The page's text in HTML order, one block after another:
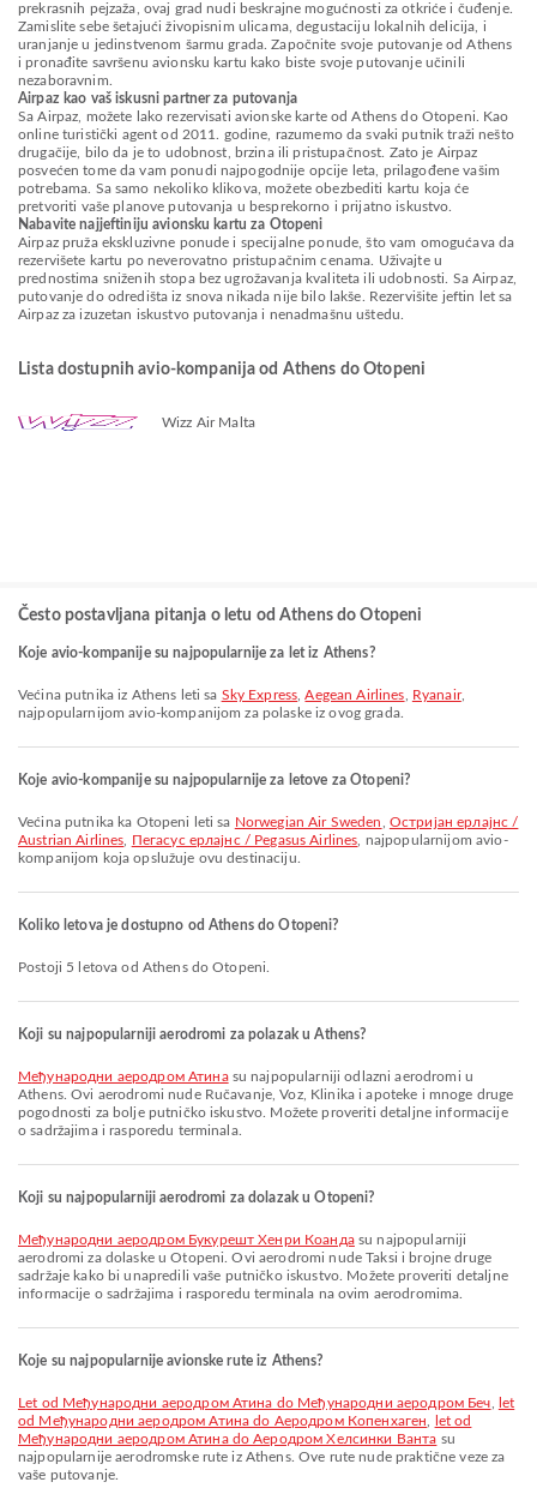
prekrasnih pejzaža, ovaj grad nudi beskrajne mogućnosti za otkriće i čuđenje.
Zamislite sebe šetajući živopisnim ulicama, degustaciju lokalnih delicija, i
uranjanje u jedinstvenom šarmu grada. Započnite svoje putovanje od Athens
i pronađite savršenu avionsku kartu kako biste svoje putovanje učinili
nezaboravnim.
Airpaz kao vaš iskusni partner za putovanja
Sa Airpaz, možete lako rezervisati avionske karte od Athens do Otopeni. Kao
online turistički agent od 2011. godine, razumemo da svaki putnik traži nešto
drugačije, bilo da je to udobnost, brzina ili pristupačnost. Zato je Airpaz
posvećen tome da vam ponudi najpogodnije opcije leta, prilagođene vašim
potrebama. Sa samo nekoliko klikova, možete obezbediti kartu koja će
pretvoriti vaše planove putovanja u besprekorno i prijatno iskustvo.
Nabavite najjeftiniju avionsku kartu za Otopeni
Airpaz pruža ekskluzivne ponude i specijalne ponude, što vam omogućava da
rezervišete kartu po neverovatno pristupačnim cenama. Uživajte u
prednostima sniženih stopa bez ugrožavanja kvaliteta ili udobnosti. Sa Airpaz,
putovanje do odredišta iz snova nikada nije bilo lakše. Rezervišite jeftin let sa
Airpaz za izuzetan iskustvo putovanja i nenadmašnu uštedu.
Lista dostupnih avio-kompanija od Athens do Otopeni
Wizz Air Malta
Često postavljana pitanja o letu od Athens do Otopeni
Koje avio-kompanije su najpopularnije za let iz Athens?
Većina putnika iz Athens leti sa Sky Express ,Aegean Airlines Ryanair,
najpopularnijom avio-kompanijom za polaske iz ovog grada.
Koje avio-kompanije su najpopularnije za letove za Otopeni?
Većina putnika ka Otopeni leti sa Norwegian Air Sweden
Остријан ерлајнс /
Austrian Airlines
Пегасус ерлајнс / Pegasus Airlines , najpopularnijom avio-
kompanijom koja opslužuje ovu destinaciju.
Koliko letova je dostupno od Athens do Otopeni?
Postoji 5 letova od Athens do Otopeni.
Koji su najpopularniji aerodromi za polazak u Athens?
Међународни аеродром Атинаsu najpopularniji odlazni aerodromi u
Athens. Ovi aerodromi nude Ručavanje, Voz, Klinika i apoteke i mnoge druge
pogodnosti za bolje putničko iskustvo. Možete proveriti detaljne informacije
o sadržajima i rasporedu terminala.
Koji su najpopularniji aerodromi za dolazak u Otopeni?
Међународни аеродром Букурешт Хенри Коандаsu najpopularniji
aerodromi za dolaske u Otopeni. Ovi aerodromi nude Taksi i brojne druge
sadržaje kako bi unapredili vaše putničko iskustvo. Možete proveriti detaljne
informacije o sadržajima i rasporedu terminala na ovim aerodromima.
Koje su najpopularnije avionske rute iz Athens?
let od Међународни аеродром Атина do Међународни аеродром Беч
let
od Међународни аеродром Атина do Аеродром Копенхаген
let od
Међународни аеродром Атина do Аеродром Хелсинки Ванта su
najpopularnije aerodromske rute iz Athens. Ove rute nude praktične veze za
vaše putovanje.